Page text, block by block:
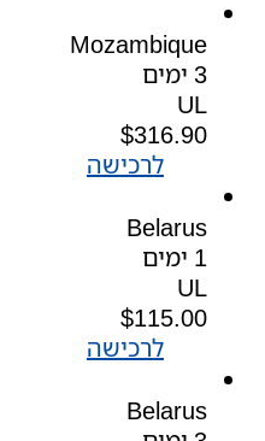
Mozambique
3 ימים
UL
$316.90
לרכישה
Belarus
1 ימים
UL
$115.00
לרכישה
Belarus